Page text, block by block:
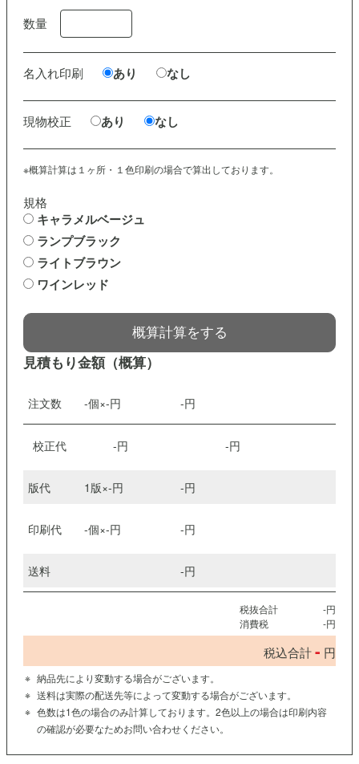
数量
名入れ印刷 あり なし
現物校正 あり なし
※概算計算は１ヶ所・１色印刷の場合で算出しております。
規格
キャラメルベージュ
ランプブラック
ライトブラウン
ワインレッド
概算計算をする
見積もり金額（概算）
注文数 -個×-円 -円
校正代 -円 -円
版代 1版×-円 -円
印刷代 -個×-円 -円
送料 -円
税抜合計 -円
消費税
-円
税込合計- 円
納品先により変動する場合がございます。
送料は実際の配送先等によって変動する場合がございます。
色数は1色の場合のみ計算しております。2色以上の場合は印刷内容
の確認が必要なためお問い合わせください。